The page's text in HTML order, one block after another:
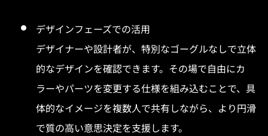
デザインフェーズでの活用
デザイナーや設計者が、特別なゴーグルなしで立体
的なデザインを確認できます。その場で自由にカ
ラーやパーツを変更する仕様を組み込むことで、具
体的なイメージを複数人で共有しながら、より円滑
で質の高い意思決定を支援します。